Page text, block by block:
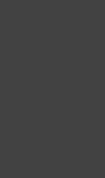
A SIMO a
ne a
érdemes
műszaki